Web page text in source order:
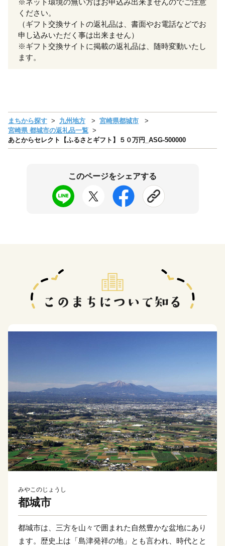
ください。
（ギフト交換サイトの返礼品は、書面やお電話などでお
申し込みいただく事は出来ません）
※ギフト交換サイトに掲載の返礼品は、随時変動いたし
ます。
まちから探す 九州地方
宮崎県都城市
宮崎県 都城市の返礼品一覧
あとからセレクト【ふるさとギフト】５０万円_ASG-500000
このページをシェアする
みやこのじょうし
都城市
都城市は、三方を山々で囲まれた自然豊かな盆地にあり
ます。歴史上は「島津発祥の地」とも言われ、時代とと